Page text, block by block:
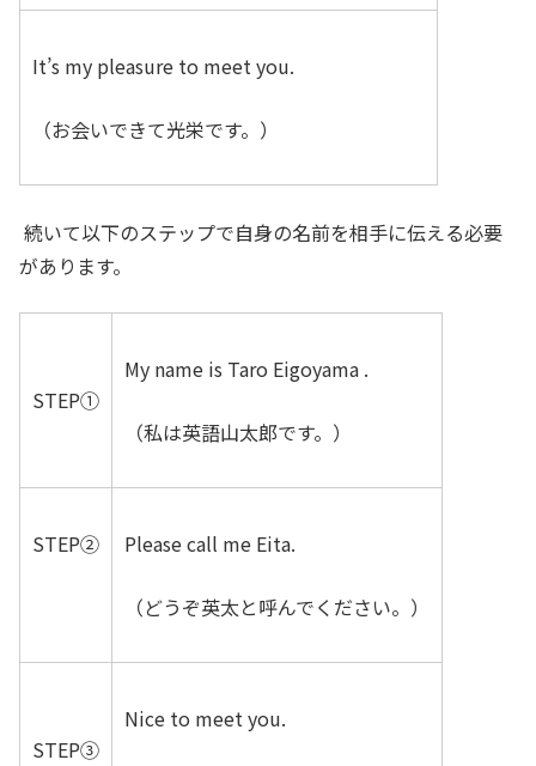
It’s my pleasure to meet you.
（お会いできて光栄です。）
続いて以下のステップで自身の名前を相手に伝える必要
があります。
STEP①
My name is Taro Eigoyama .
（私は英語山太郎です。）
STEP② Please call me Eita.
（どうぞ英太と呼んでください。）
STEP③
Nice to meet you.